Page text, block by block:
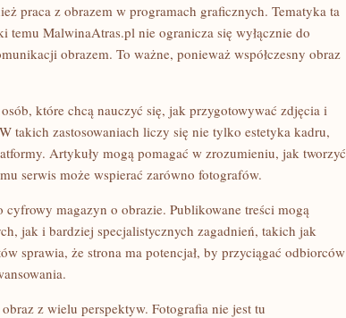
praca z obrazem w programach graficznych. Tematyka ta
MalwinaAtras.pl nie ogranicza się wyłącznie do
obrazem. To ważne, ponieważ współczesny obraz
które chcą nauczyć się, jak przygotowywać zdjęcia i
takich zastosowaniach liczy się nie tylko estetyka kadru,
Artykuły mogą pomagać w zrozumieniu, jak tworzyć
serwis może wspierać zarówno fotografów.
magazyn o obrazie. Publikowane treści mogą
jak i bardziej specjalistycznych zagadnień, takich jak
sprawia, że strona ma potencjał, by przyciągać odbiorców
z wielu perspektyw. Fotografia nie jest tu